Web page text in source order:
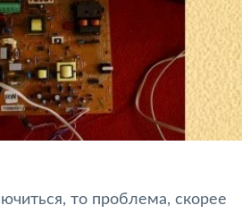
то проблема, скорее